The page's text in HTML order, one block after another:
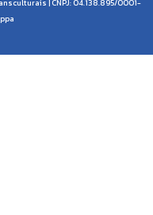
| CNPJ: 04.138.895/0001-